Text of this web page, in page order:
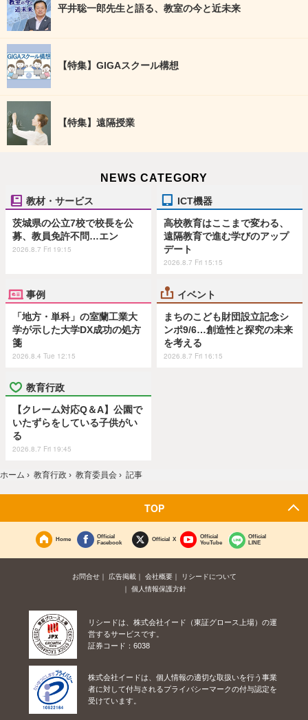
平井聡一郎先生と語る、教室の今と近未来
【特集】GIGAスクール構想
【特集】遠隔授業
NEWS CATEGORY
教材・サービス
茨城県の公立7校で校長を公
募、教員免許不問…エン
2026.8.7 Fri 19:15
ICT機器
高校教育はここまで変わる、
遠隔教育で進む学びのアップ
デート
2026.8.7 Fri 15:15
事例
「地方・単科」の室蘭工業大
学が示した大学DX成功の処方
箋
2026.8.4 Tue 12:15
イベント
まちのこども財団設立記念シ
ンポ9/6…創造性と探究の未来
を考える
2026.8.7 Fri 16:15
教育行政
【クレーム対応Q＆A】公園で
いたずらをしている子供がい
る
2026.8.7 Fri 19:45
ホーム › 教育行政 › 教育委員会 › 記事
TOP
Home
Official
Facebook
Official X
Official
YouTube
Official
LINE
お問合せ 広告掲載 会社概要
リシードについて
個人情報保護方針
リシードは、株式会社イード（東証グロース上場）の運
営するサービスです。
証券コード：6038
株式会社イードは、個人情報の適切な取扱いを行う事業
者に対して付与されるプライバシーマークの付与認定を
受けています。